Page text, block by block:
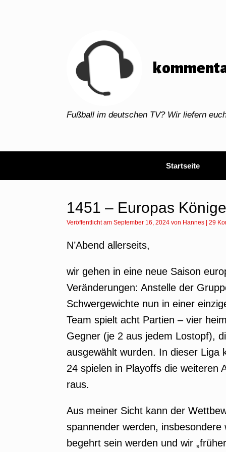
Fußball im deutschen TV? Wir liefern
Startseite
1451 – Europas
Veröffentlicht am September 16, 2024 von Hannes 29
N’Abend allerseits,
wir gehen in eine neue Saison
Veränderungen: Anstelle der
Schwergewichte nun in einer
Team spielt acht Partien – vier
Gegner (je 2 aus jedem Lostopf),
ausgewählt wurden. In dieser Liga
24 spielen in Playoffs die weiteren
raus.
Aus meiner Sicht kann der
spannender werden,
begehrt sein werden und wir